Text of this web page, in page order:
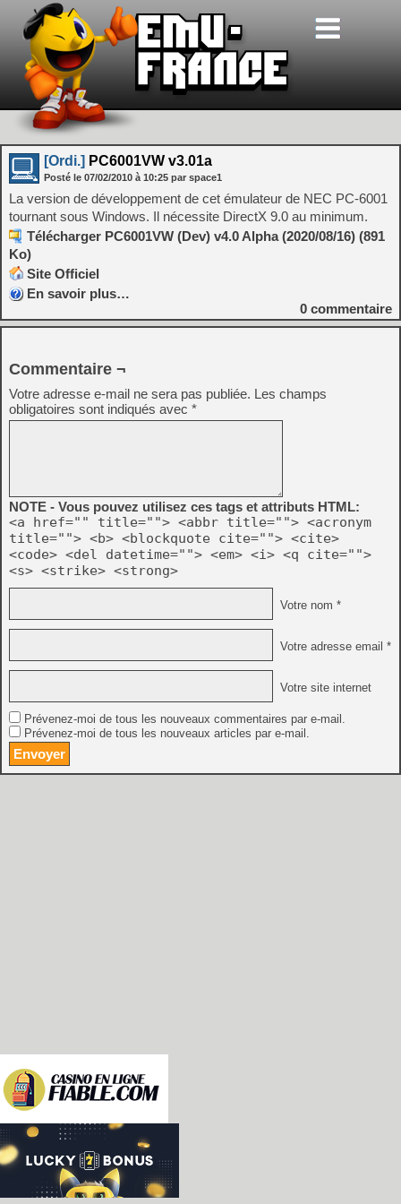
[Ordi.] PC6001VW v3.01a
Posté le 07/02/2010 à 10:25 par space1
La version de développement de cet émulateur de NEC PC-6001
tournant sous Windows. Il nécessite DirectX 9.0 au minimum.
Télécharger PC6001VW (Dev) v4.0 Alpha (2020/08/16) (891
Ko)
Site Officiel
En savoir plus…
0 commentaire
Commentaire ¬
Votre adresse e-mail ne sera pas publiée. Les champs
obligatoires sont indiqués avec *
NOTE - Vous pouvez utilisez ces tags et attributs HTML:
<a href="" title=""> <abbr title=""> <acronym
title=""> <b> <blockquote cite=""> <cite>
<code> <del datetime=""> <em> <i> <q cite="">
<s> <strike> <strong>
Votre nom *
Votre adresse email *
Votre site internet
Prévenez-moi de tous les nouveaux commentaires par e-mail.
Prévenez-moi de tous les nouveaux articles par e-mail.